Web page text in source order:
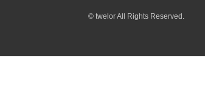
© twelor All Rights Reserved.